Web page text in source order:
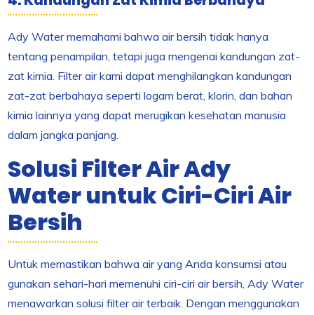
Ady Water memahami bahwa air bersih tidak hanya
tentang penampilan, tetapi juga mengenai kandungan zat-
zat kimia. Filter air kami dapat menghilangkan kandungan
zat-zat berbahaya seperti logam berat, klorin, dan bahan
kimia lainnya yang dapat merugikan kesehatan manusia
dalam jangka panjang.
Solusi Filter Air Ady
Water untuk Ciri-Ciri Air
Bersih
Untuk memastikan bahwa air yang Anda konsumsi atau
gunakan sehari-hari memenuhi ciri-ciri air bersih, Ady Water
menawarkan solusi filter air terbaik. Dengan menggunakan